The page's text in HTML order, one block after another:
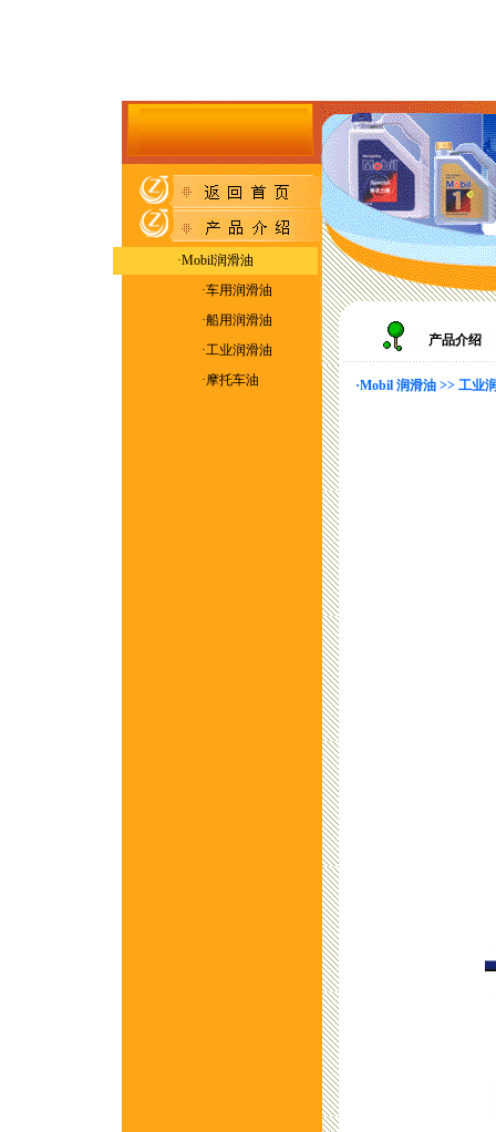
·Mobil润滑油
·车用润滑油
·船用润滑油
·工业润滑油
·摩托车油
产品介绍
·Mobil 润滑油 >> 工业